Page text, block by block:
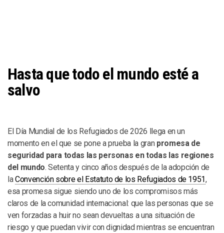
Hasta que todo el mundo esté a
salvo
El Día Mundial de los Refugiados de 2026 llega en un
momento en el que se pone a prueba la gran promesa de
seguridad para todas las personas en todas las regiones
del mundo. Setenta y cinco años después de la adopción de
laConvención sobre el Estatuto de los Refugiados de 1951,
esa promesa sigue siendo uno de los compromisos más
claros de la comunidad internacional: que las personas que se
ven forzadas a huir no sean devueltas a una situación de
riesgo y que puedan vivir con dignidad mientras se encuentran